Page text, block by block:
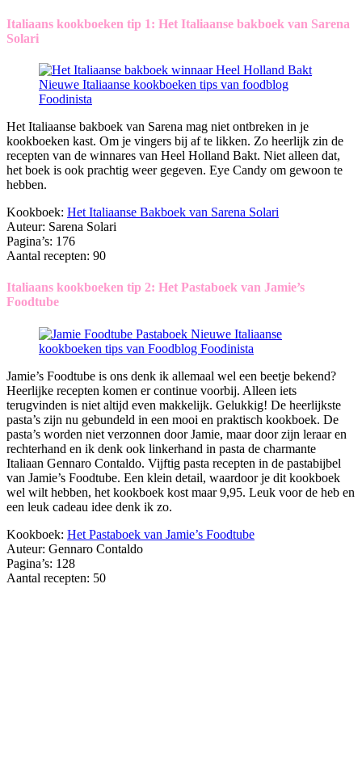
Italiaans kookboeken tip 1: Het Italiaanse bakboek van Sarena
Solari
Het Italiaanse bakboek van Sarena mag niet ontbreken in je
kookboeken kast. Om je vingers bij af te likken. Zo heerlijk zin de
recepten van de winnares van Heel Holland Bakt. Niet alleen dat,
het boek is ook prachtig weer gegeven. Eye Candy om gewoon te
hebben.
Kookboek: Het Italiaanse Bakboek van Sarena Solari
Auteur: Sarena Solari
Pagina’s: 176
Aantal recepten: 90
Italiaans kookboeken tip 2: Het Pastaboek van Jamie’s
Foodtube
Jamie’s Foodtube is ons denk ik allemaal wel een beetje bekend?
Heerlijke recepten komen er continue voorbij. Alleen iets
terugvinden is niet altijd even makkelijk. Gelukkig! De heerlijkste
pasta’s zijn nu gebundeld in een mooi en praktisch kookboek. De
pasta’s worden niet verzonnen door Jamie, maar door zijn leraar en
rechterhand en ik denk ook linkerhand in pasta de charmante
Italiaan Gennaro Contaldo. Vijftig pasta recepten in de pastabijbel
van Jamie’s Foodtube. Een klein detail, waardoor je dit kookboek
wel wilt hebben, het kookboek kost maar 9,95. Leuk voor de heb en
een leuk cadeau idee denk ik zo.
Kookboek: Het Pastaboek van Jamie’s Foodtube
Auteur: Gennaro Contaldo
Pagina’s: 128
Aantal recepten: 50